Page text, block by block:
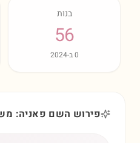
בנות
56
0ב-2024
פירוש השם פאניה: